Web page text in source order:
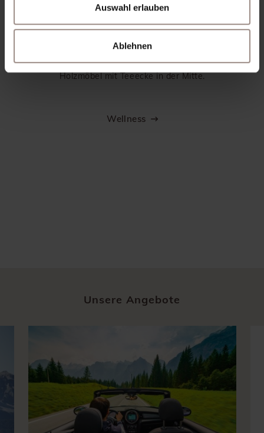
Auswahl erlauben
Ablehnen
Wellness
Unsere Angebote